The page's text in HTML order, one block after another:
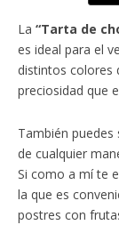
La “Tarta de
es ideal para el
distintos colores
preciosidad que
También puedes
de cualquier
Si como a mí te
la que es
postres con